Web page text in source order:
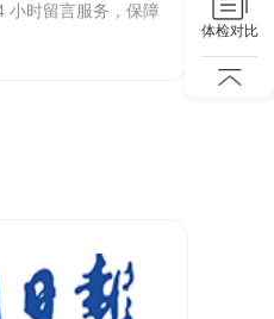
小时留言服务，保障
体检对比